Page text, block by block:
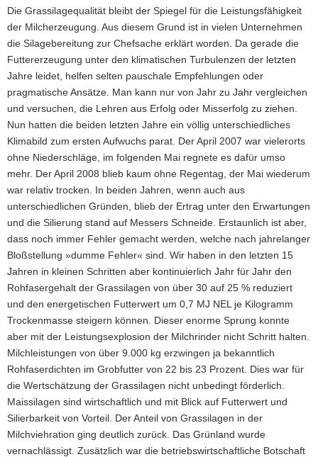
a
v
i
g
a
t
i
o
n
Die Grassilagequalität bleibt der Spiegel für die Leistungsfähigkeit
der Milcherzeugung. Aus diesem Grund ist in vielen Unternehmen
die Silagebereitung zur Chefsache erklärt worden. Da gerade die
Futtererzeugung unter den klimatischen Turbulenzen der letzten
Jahre leidet, helfen selten pauschale Empfehlungen oder
pragmatische Ansätze. Man kann nur von Jahr zu Jahr vergleichen
und versuchen, die Lehren aus Erfolg oder Misserfolg zu ziehen.
Nun hatten die beiden letzten Jahre ein völlig unterschiedliches
Klimabild zum ersten Aufwuchs parat. Der April 2007 war vielerorts
ohne Niederschläge, im folgenden Mai regnete es dafür umso
mehr. Der April 2008 blieb kaum ohne Regentag, der Mai wiederum
war relativ trocken. In beiden Jahren, wenn auch aus
unterschiedlichen Gründen, blieb der Ertrag unter den Erwartungen
und die Silierung stand auf Messers Schneide. Erstaunlich ist aber,
dass noch immer Fehler gemacht werden, welche nach jahrelanger
Bloßstellung »dumme Fehler« sind. Wir haben in den letzten 15
Jahren in kleinen Schritten aber kontinuierlich Jahr für Jahr den
Rohfasergehalt der Grassilagen von über 30 auf 25 % reduziert
und den energetischen Futterwert um 0,7 MJ NEL je Kilogramm
Trockenmasse steigern können. Dieser enorme Sprung konnte
aber mit der Leistungsexplosion der Milchrinder nicht Schritt halten.
Milchleistungen von über 9.000 kg erzwingen ja bekanntlich
Rohfaserdichten im Grobfutter von 22 bis 23 Prozent. Dies war für
die Wertschätzung der Grassilagen nicht unbedingt förderlich.
Maissilagen sind wirtschaftlich und mit Blick auf Futterwert und
Silierbarkeit von Vorteil. Der Anteil von Grassilagen in der
Milchviehration ging deutlich zurück. Das Grünland wurde
vernachlässigt. Zusätzlich war die betriebswirtschaftliche Botschaft